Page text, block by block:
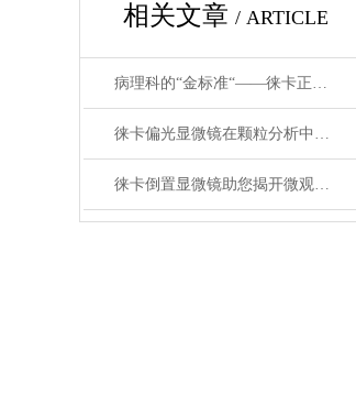
相关文章 / ARTICLE
病理科的“金标准“——徕卡正置显微镜在临床诊断中不可替代的地位
徕卡偏光显微镜在颗粒分析中的优势和应用
徕卡倒置显微镜助您揭开微观世界的神秘面纱